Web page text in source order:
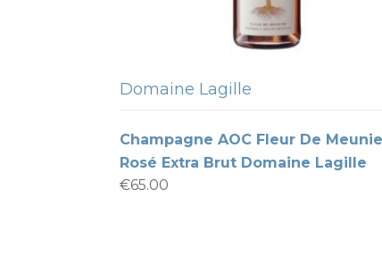
Domaine Lagille
Champagne AOC Fleur De
Rosé Extra Brut Domaine Lagille
€65.00